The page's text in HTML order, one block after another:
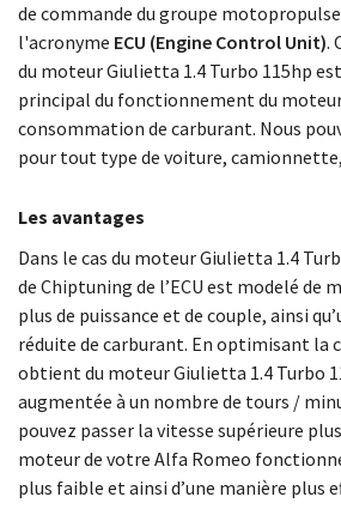
de commande du groupe
l'acronyme ECU (Engine Control Unit).
du moteur Giulietta 1.4 Turbo 115hp
principal du fonctionnement du
consommation de carburant. Nous
pour tout type de voiture,
Les avantages
Dans le cas du moteur Giulietta 1.4
de Chiptuning de l’ECU est modelé de
plus de puissance et de couple, ainsi
réduite de carburant. En optimisant la
obtient du moteur Giulietta 1.4 Turbo
augmentée à un nombre de tours /
pouvez passer la vitesse supérieure
moteur de votre Alfa Romeo
plus faible et ainsi d’une manière plus